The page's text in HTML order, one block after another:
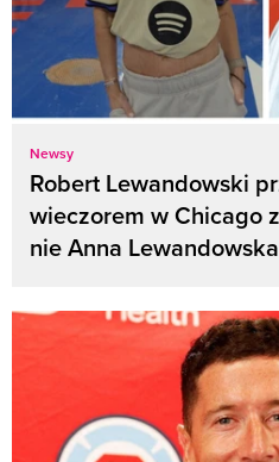
Newsy
Robert Lewandowski
wieczorem w Chicago
nie Anna Lewandowska